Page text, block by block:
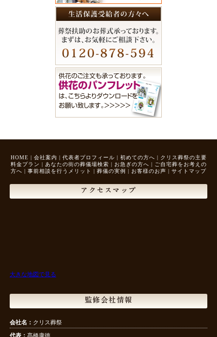
HOME | 会社案内 | 代表者プロフィール | 初めての方へ | クリス葬祭の主要
料金プラン | あなたの街の葬儀場検索 | お急ぎの方へ | ご自宅葬をお考えの
方へ | 事前相談を行うメリット | 葬儀の実例 | お客様のお声 | サイトマップ
アクセスマップ
大きな地図で見る
監修会社情報
会社名： クリス葬祭
代表： 髙橋康徳